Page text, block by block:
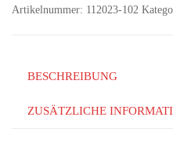
Artikelnummer: 112023-102
BESCHREIBUNG
ZUSÄTZLICHE